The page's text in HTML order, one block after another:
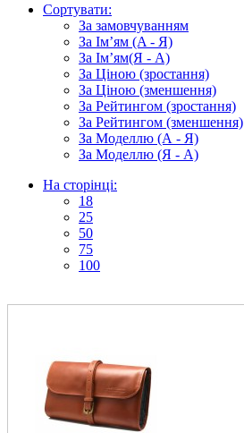
Сортувати:
За замовчуванням
За Ім’ям (A - Я)
За Ім’ям(Я - А)
За Ціною (зростання)
За Ціною (зменшення)
За Рейтингом (зростання)
За Рейтингом (зменшення)
За Моделлю (А - Я)
За Моделлю (Я - А)
На сторінці:
18
25
50
75
100